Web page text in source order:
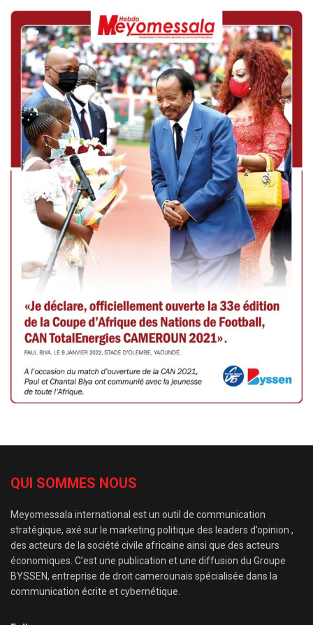
QUI SOMMES NOUS
Meyomessala international est un outil de communication
stratégique, axé sur le marketing politique des leaders d’opinion ,
des acteurs de la société civile africaine ainsi que des acteurs
économiques. C’est une publication et une diffusion du Groupe
BYSSEN, entreprise de droit camerounais spécialisée dans la
communication écrite et cybernétique.